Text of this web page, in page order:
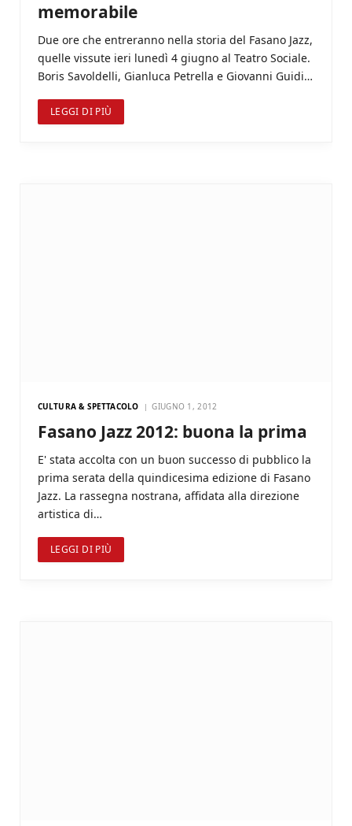
memorabile
Due ore che entreranno nella storia del Fasano Jazz,
quelle vissute ieri lunedì 4 giugno al Teatro Sociale.
Boris Savoldelli, Gianluca Petrella e Giovanni Guidi…
LEGGI DI PIÙ
CULTURA & SPETTACOLO GIUGNO 1, 2012
Fasano Jazz 2012: buona la prima
E' stata accolta con un buon successo di pubblico la
prima serata della quindicesima edizione di Fasano
Jazz. La rassegna nostrana, affidata alla direzione
artistica di…
LEGGI DI PIÙ